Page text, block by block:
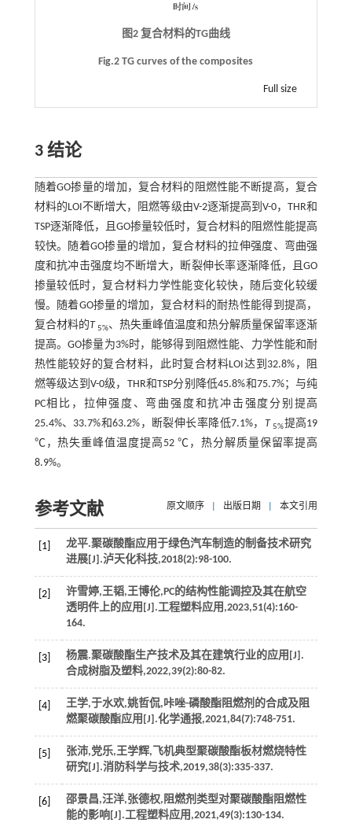
图2 复合材料的TG曲线
Fig.2 TG curves of the composites
Full size
3 结论
随着GO掺量的增加，复合材料的阻燃性能不断提高，复合
材料的LOI不断增大，阻燃等级由V-2逐渐提高到V-0，THR和
TSP逐渐降低，且GO掺量较低时，复合材料的阻燃性能提高
较快。随着GO掺量的增加，复合材料的拉伸强度、弯曲强
度和抗冲击强度均不断增大，断裂伸长率逐渐降低，且GO
掺量较低时，复合材料力学性能变化较快，随后变化较缓
慢。随着GO掺量的增加，复合材料的耐热性能得到提高，
复合材料的T 5%、热失重峰值温度和热分解质量保留率逐渐
提高。GO掺量为3%时，能够得到阻燃性能、力学性能和耐
热性能较好的复合材料，此时复合材料LOI达到32.8%，阻
燃等级达到V-0级，THR和TSP分别降低45.8%和75.7%；与纯
PC相比，拉伸强度、弯曲强度和抗冲击强度分别提高
25.4%、33.7%和63.2%，断裂伸长率降低7.1%， T 5%提高19
℃，热失重峰值温度提高52 ℃，热分解质量保留率提高
8.9%。
参考文献 原文顺序 出版日期 本文引用
[1]
龙平.聚碳酸酯应用于绿色汽车制造的制备技术研究
进展[J].泸天化科技,2018(2):98-100.
[2]
许雪婷,王韬,王博伦,PC的结构性能调控及其在航空
透明件上的应用[J].工程塑料应用 ,2023,51(4):160-
164.
[3]
杨震.聚碳酸酯生产技术及其在建筑行业的应用[J].
合成树脂及塑料,2022,39(2):80-82.
[4]
王学,于水欢,姚哲侃,咔唑-磷酸酯阻燃剂的合成及阻
燃聚碳酸酯应用[J].化学通报,2021,84(7):748-751.
[5]
张沛,党乐,王学辉,飞机典型聚碳酸酯板材燃烧特性
研究[J].消防科学与技术,2019,38(3):335-337.
[6]
邵景昌,汪洋,张德权,阻燃剂类型对聚碳酸酯阻燃性
能的影响[J].工程塑料应用 ,2021,49(3):130-134.